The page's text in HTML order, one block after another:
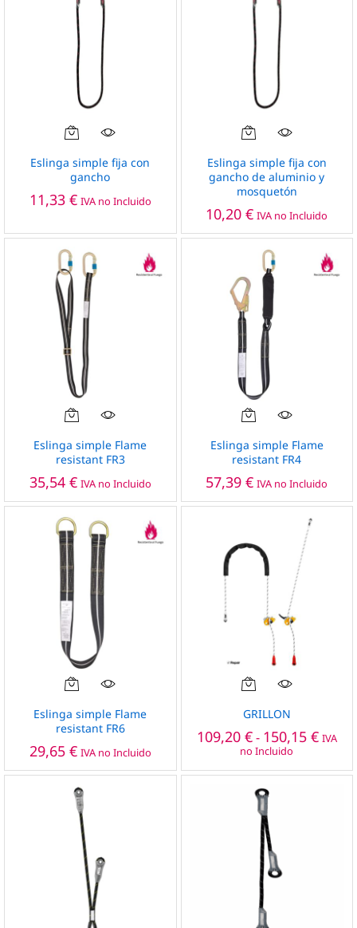
en
página
producto
Eslinga simple fija con
gancho
11,33 € IVA no Incluido
Eslinga simple fija con
gancho de aluminio y
mosquetón
10,20€ IVA no Incluido
Eslinga simple Flame
resistant FR3
35,54 € IVA no Incluido
Eslinga simple Flame
resistant FR4
57,39€ IVA no Incluido
Eslinga simple Flame
resistant FR6
29,65 € IVA no Incluido
Este
producto
múltiples
Las
opciones
se
pueden
elegir
en
la
de
GRILLON
109,20 €- 150,15 €Rango
de
desde
IVA
no Incluido